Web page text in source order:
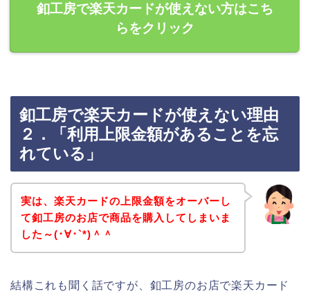
釦工房で楽天カードが使えない方はこち
らをクリック
釦工房で楽天カードが使えない理由
２．「利用上限金額があることを忘
れている」
実は、楽天カードの上限金額をオーバーし
て釦工房のお店で商品を購入してしまいま
した～(･∀･`*)＾＾
結構これも聞く話ですが、釦工房のお店で楽天カード